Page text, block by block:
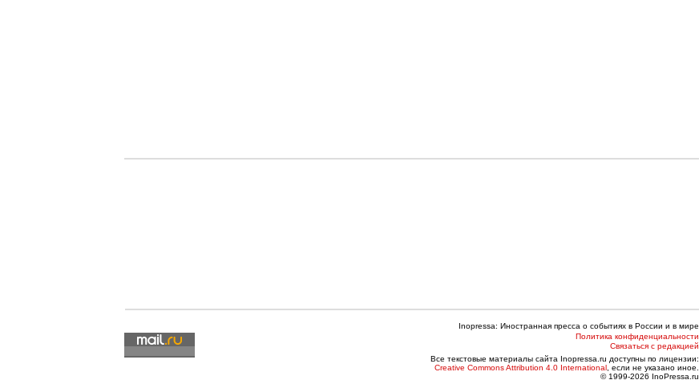
Inopressa: Иностранная пресса о событиях в России и в мире
Политика конфиденциальности
Связаться с редакцией
Все текстовые материалы сайта Inopressa.ru доступны по лицензии:
Creative Commons Attribution 4.0 International , если не указано иное.
© 1999-2026 InoPressa.ru